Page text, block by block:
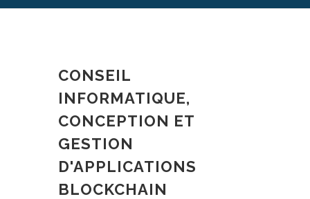
CONSEIL
INFORMATIQUE,
CONCEPTION ET
GESTION
D'APPLICATIONS
BLOCKCHAIN